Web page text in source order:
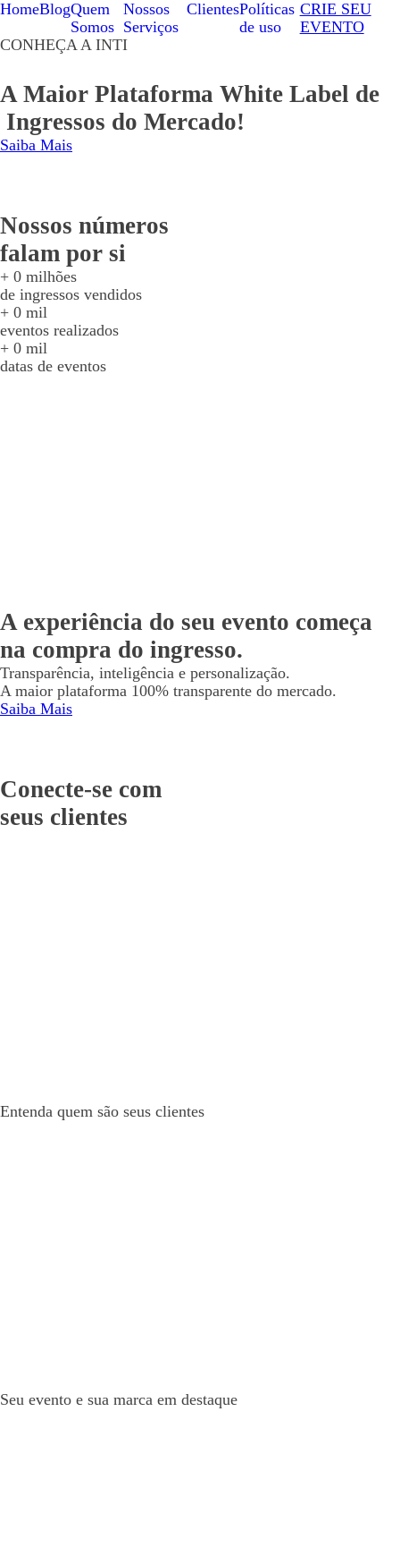
HomeBlogQuem
Somos
Nossos
Serviços
ClientesPolíticas
de uso
CRIE SEU
EVENTO
CONHEÇA A INTI
A Maior Plataforma White Label de
Ingressos do Mercado!
Saiba Mais
Nossos números
falam por si
+ 0 milhões
de ingressos vendidos
+ 0 mil
eventos realizados
+ 0 mil
datas de eventos
A experiência do seu evento começa
na compra do ingresso.
Transparência, inteligência e personalização.
A maior plataforma 100% transparente do mercado.
Saiba Mais
Conecte-se com
seus clientes
Entenda quem são seus clientes
Seu evento e sua marca em destaque